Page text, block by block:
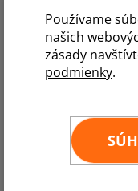
Používame
našich
zásady
podmienky.
Afrika